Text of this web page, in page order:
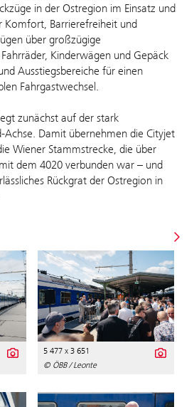
in der Ostregion im Einsatz und
Komfort, Barrierefreiheit und
über großzügige
Kinderwägen und Gepäck
Ausstiegsbereiche für einen
Fahrgastwechsel.
zunächst auf der stark
Damit übernehmen die Cityjet
Wiener Stammstrecke, die über
dem 4020 verbunden war – und
Rückgrat der Ostregion in
5 477 x 3 651
© ÖBB / Leonte